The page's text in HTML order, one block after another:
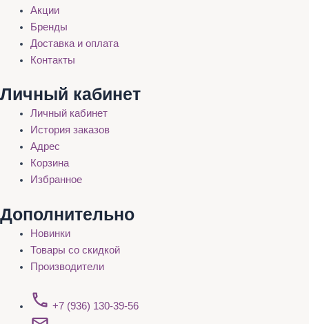
Акции
Бренды
Доставка и оплата
Контакты
Личный кабинет
Личный кабинет
История заказов
Адрес
Корзина
Избранное
Дополнительно
Новинки
Товары со скидкой
Производители
+7 (936) 130-39-56